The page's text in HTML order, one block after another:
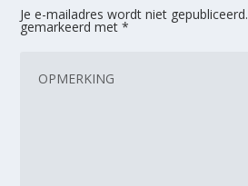
Je e-mailadres wordt niet gepubliceerd.
gemarkeerd met*